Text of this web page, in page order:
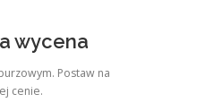
wycena
Postaw na
cenie.